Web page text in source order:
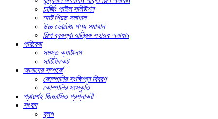
চার্জিং পাইল সলিউশন
স্মার্ট গ্রিড সমাধান
উচ্চ ভোল্টেজ পণ্য সমাধান
শিল্প ব্যবস্থা যান্ত্রিক সহায়ক সমাধান
পরিষেবা
সমস্ত ক্যাটালগ
সার্টিফিকেট
আমাদের সম্পর্কে
কোম্পানির সংক্ষিপ্ত বিবরণ
কোম্পানির সংস্কৃতি
প্রায়শই জিজ্ঞাসিত প্রশ্নাবলী
সংবাদ
ব্লগ